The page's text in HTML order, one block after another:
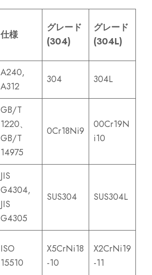
仕様
グレード
(304)
グレード
(304L)
A240,
A312
304 304L
GB/T
1220、
GB/T
14975
0Cr18Ni9
00Cr19N
i10
JIS
G4304,
JIS
G4305
SUS304 SUS304L
ISO
15510
X5CrNi18
-10
X2CrNi19
-11